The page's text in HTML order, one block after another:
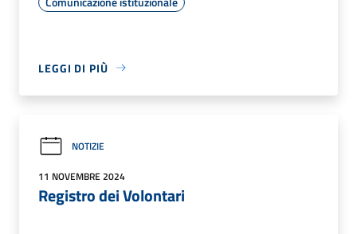
LEGGI DI PIÙ
NOTIZIE
11 NOVEMBRE 2024
Registro dei Volontari